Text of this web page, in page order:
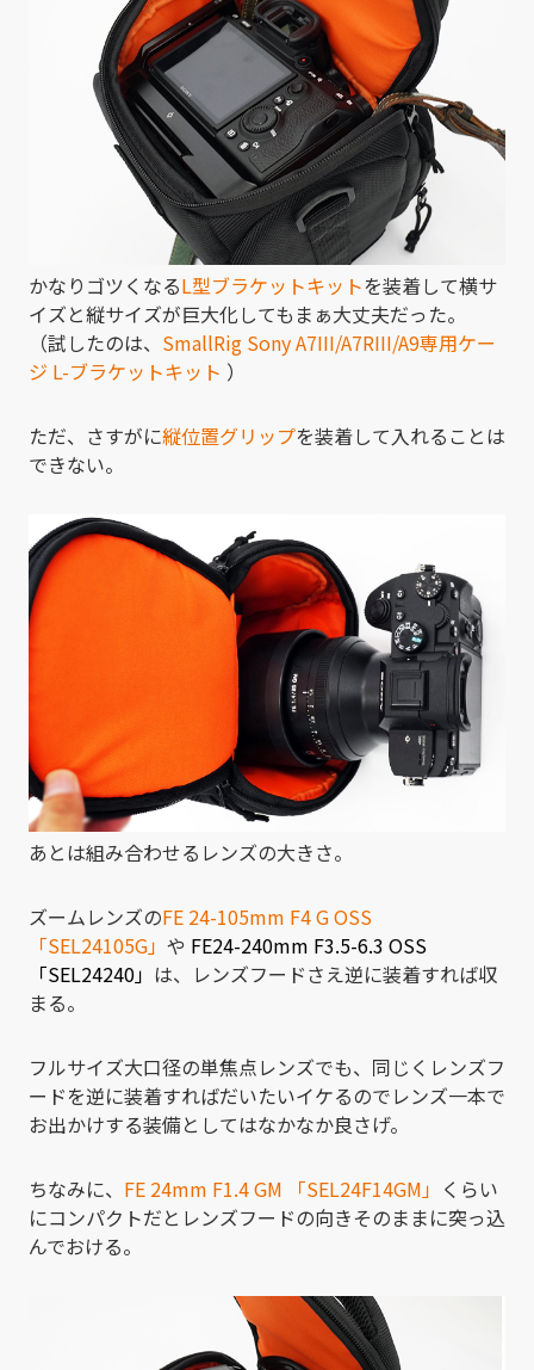
かなりゴツくなるL型ブラケットキットを装着して横サ
イズと縦サイズが巨大化してもまぁ大丈夫だった。
（試したのは、 SmallRig Sony A7III/A7RIII/A9専用ケー
ジ L-ブラケットキット ）
ただ、さすがに縦位置グリップを装着して入れることは
できない。
あとは組み合わせるレンズの大きさ。
ズームレンズのFE 24-105mm F4 G OSS
「SEL24105G」 や FE24-240mm F3.5-6.3 OSS
「SEL24240」 は、レンズフードさえ逆に装着すれば収
まる。
フルサイズ大口径の単焦点レンズでも、同じくレンズフ
ードを逆に装着すればだいたいイケるのでレンズ一本で
お出かけする装備としてはなかなか良さげ。
ちなみに、 FE 24mm F1.4 GM 「SEL24F14GM」 くらい
にコンパクトだとレンズフードの向きそのままに突っ込
んでおける。